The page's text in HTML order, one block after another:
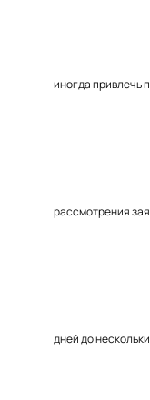
иногда привлечь
рассмотрения
дней до